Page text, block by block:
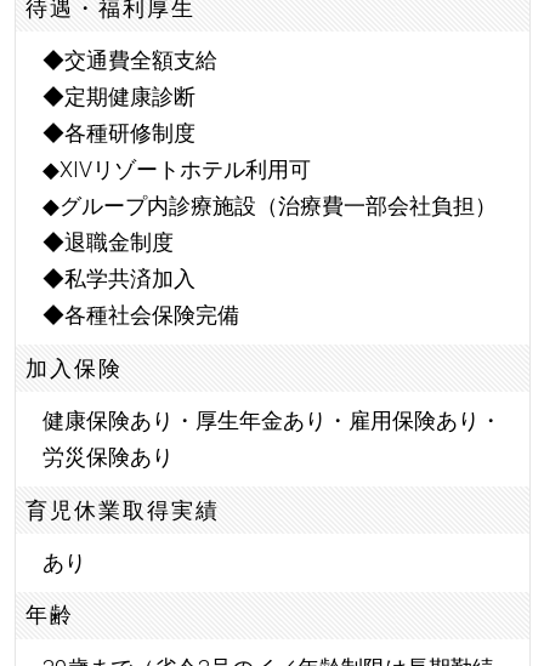
待遇・福利厚生
◆交通費全額支給
◆定期健康診断
◆各種研修制度
◆XIVリゾートホテル利用可
◆グループ内診療施設（治療費一部会社負担）
◆退職金制度
◆私学共済加入
◆各種社会保険完備
加入保険
健康保険あり・厚生年金あり・雇用保険あり・
労災保険あり
育児休業取得実績
あり
年齢